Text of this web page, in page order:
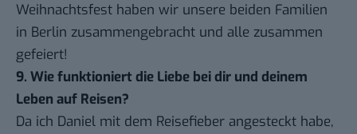
Weihnachtsfest haben wir unsere beiden Familien
in Berlin zusammengebracht und alle zusammen
gefeiert!
9. Wie funktioniert die Liebe bei dir und deinem
Leben auf Reisen?
Da ich Daniel mit dem Reisefieber angesteckt habe,